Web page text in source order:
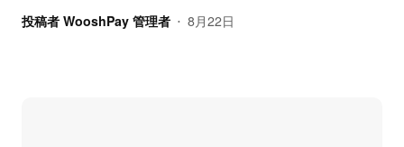
投稿者 WooshPay 管理者 • 8月22日